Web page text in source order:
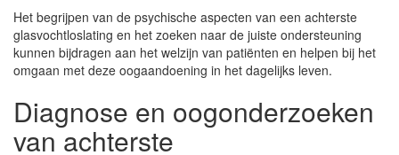
Het begrijpen van de psychische aspecten van een achterste
glasvochtloslating en het zoeken naar de juiste ondersteuning
kunnen bijdragen aan het welzijn van patiënten en helpen bij het
omgaan met deze oogaandoening in het dagelijks leven.
Diagnose en oogonderzoeken
van achterste